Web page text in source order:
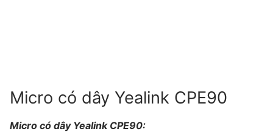
Micro có dây Yealink CPE90
Micro có dây Yealink CPE90: